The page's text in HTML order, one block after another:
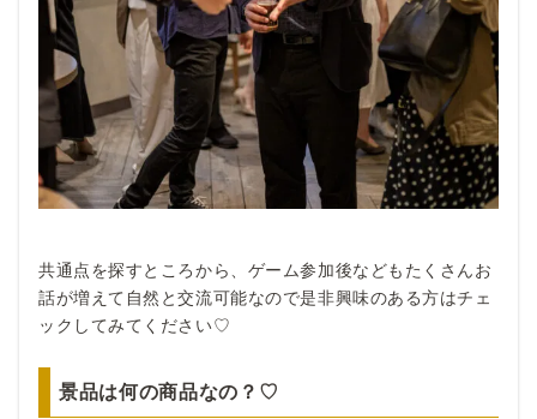
共通点を探すところから、ゲーム参加後などもたくさんお
話が増えて自然と交流可能なので是非興味のある方はチェ
ックしてみてください♡
景品は何の商品なの？♡